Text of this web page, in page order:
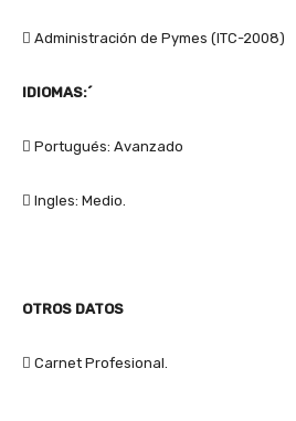
 Administración de Pymes (ITC-2008)
IDIOMAS:´
 Portugués: Avanzado
 Ingles: Medio.
OTROS DATOS
 Carnet Profesional.